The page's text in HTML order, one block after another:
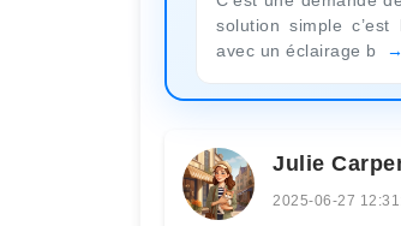
solution simple c’est
avec un éclairage b
Julie
2025-06-27